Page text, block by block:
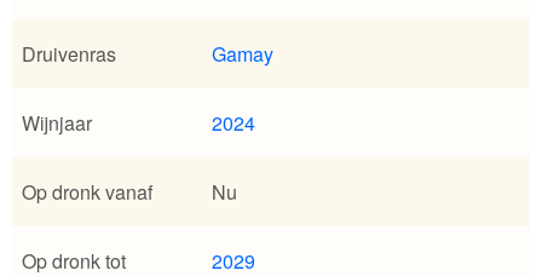
Druivenras Gamay
Wijnjaar 2024
Op dronk vanaf Nu
Op dronk tot 2029